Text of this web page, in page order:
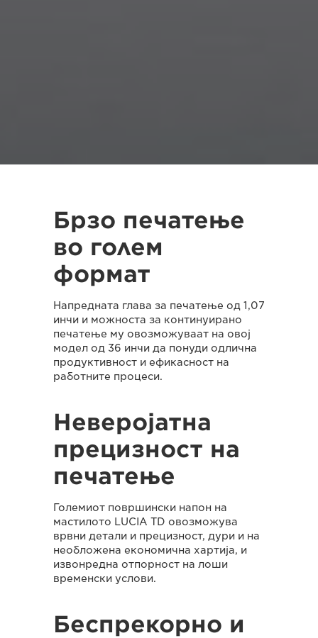
Брзо печатење
во голем
формат
Напредната глава за печатење од 1,07
инчи и можноста за континуирано
печатење му овозможуваат на овој
модел од 36 инчи да понуди одлична
продуктивност и ефикасност на
работните процеси.
Неверојатна
прецизност на
печатење
Големиот површински напон на
мастилото LUCIA TD овозможува
врвни детали и прецизност, дури и на
необложена економична хартија, и
извонредна отпорност на лоши
временски услови.
Беспрекорно и